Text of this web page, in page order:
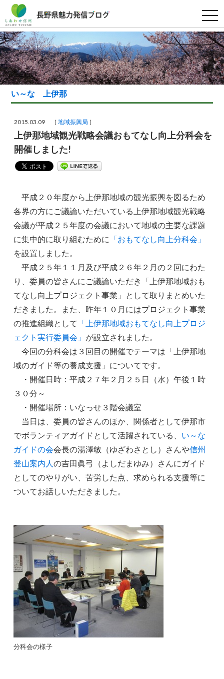
t
o
g
g
l
e
n
a
v
i
t
い～な 上伊那
2015.03.09 ［地域振興局 ］
上伊那地域観光戦略会議おもてなし向上分科会を
開催しました!
平成２０年度から上伊那地域の観光振興を図るため
各界の方にご議論いただいている上伊那地域観光戦略
会議が平成２５年度の会議において地域の主要な課題
に集中的に取り組むために 「おもてなし向上分科会」
を設置しました。
平成２５年１１月及び平成２６年２月の２回にわた
り、委員の皆さんにご議論いただき「上伊那地域おも
てなし向上プロジェクト事業」として取りまとめいた
だきました。また、昨年１０月にはプロジェクト事業
の推進組織として 「上伊那地域おもてなし向上プロジ
ェクト実行委員会」 が設立されました。
今回の分科会は３回目の開催でテーマは「上伊那地
域のガイド等の養成支援」についてです。
・開催日時：平成２７年２月２５日（水）午後１時
３０分～
・開催場所：いなっせ３階会議室
当日は、委員の皆さんのほか、関係者として伊那市
でボランティアガイドとして活躍されている、 い～な
ガイドの会会長の湯澤敏（ゆざわさとし）さんや信州
登山案内人の吉田眞弓（よしだまゆみ）さんにガイド
としてのやりがい、苦労した点、求められる支援等に
ついてお話しいただきました。
分科会の様子